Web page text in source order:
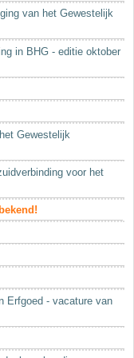
van het Gewestelijk
in BHG - editie oktober
Gewestelijk
voor het
Erfgoed - vacature van